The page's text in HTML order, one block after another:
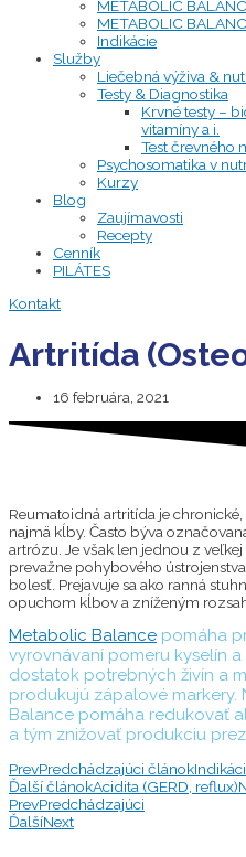
METABOLIC
METABOLIC
Indikácie
Služby
Liečebná výživa &
Testy & Diagnostika
Krvné testy –
vitamíny a i.
Test črevného
Psychosomatika v
Kurzy
Blog
Zaujímavosti
Recepty
Cenník
PILÁTES
Kontakt
Artritída
16 februára, 2021
Reumatoidná artritída je
najmä kĺby. Často býva
artrózu. Je však len jednou z
prevažne pohybového
bolesť. Prejavuje sa ako ranná
opuchom kĺbov a zníženým
Metabolic Balance pomáha
vyrovnávaní pomeru kyselín
dostatok potrebných živín a
produkujú zápalové
Balance pomáha redukovať
a tým znižovať produkciu
PrevPredchádzajúci článok
Ďalší článokAcidita (GERD, reflux)
PrevPredchádzajúci
ĎalšíNext